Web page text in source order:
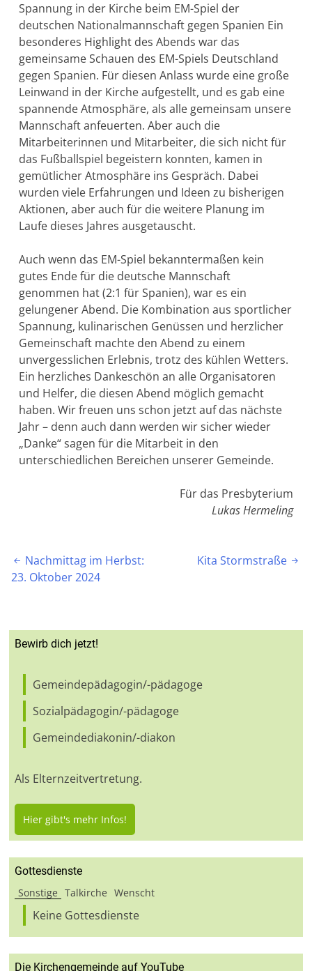
Spannung in der Kirche beim EM-Spiel der
deutschen Nationalmannschaft gegen Spanien Ein
besonderes Highlight des Abends war das
gemeinsame Schauen des EM-Spiels Deutschland
gegen Spanien. Für diesen Anlass wurde eine große
Leinwand in der Kirche aufgestellt, und es gab eine
spannende Atmosphäre, als alle gemeinsam unsere
Mannschaft anfeuerten. Aber auch die
Mitarbeiterinnen und Mitarbeiter, die sich nicht für
das Fußballspiel begeistern konnten, kamen in
gemütlicher Atmosphäre ins Gespräch. Dabei
wurden viele Erfahrungen und Ideen zu bisherigen
Aktionen, aber auch für die weitere Planung im
Laufe dieses Jahres ausgetauscht.
Auch wenn das EM-Spiel bekanntermaßen kein
gutes Ende für die deutsche Mannschaft
genommen hat (2:1 für Spanien), war es ein
gelungener Abend. Die Kombination aus sportlicher
Spannung, kulinarischen Genüssen und herzlicher
Gemeinschaft machte den Abend zu einem
unvergesslichen Erlebnis, trotz des kühlen Wetters.
Ein herzliches Dankeschön an alle Organisatoren
und Helfer, die diesen Abend möglich gemacht
haben. Wir freuen uns schon jetzt auf das nächste
Jahr – denn auch dann werden wir sicher wieder
„Danke“ sagen für die Mitarbeit in den
unterschiedlichen Bereichen unserer Gemeinde.
Für das Presbyterium
Lukas Hermeling
Beitragsnavigation
 Nachmittag im Herbst:
23. Oktober 2024
Kita Stormstraße 
Bewirb dich jetzt!
Gemeindepädagogin/-pädagoge
Sozialpädagogin/-pädagoge
Gemeindediakonin/-diakon
Als Elternzeitvertretung.
Hier gibt's mehr Infos!
Gottesdienste
Sonstige
Talkirche Wenscht
Keine Gottesdienste
Die Kirchengemeinde auf YouTube